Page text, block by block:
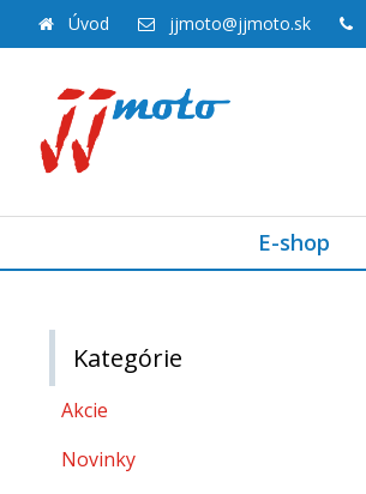
Úvod jjmoto@jjmoto.sk
E-shop
Kategórie
Akcie
Novinky